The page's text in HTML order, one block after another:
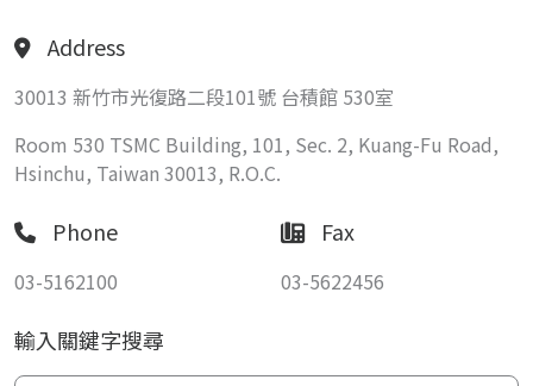
Address
30013 新竹市光復路二段101號 台積館 530室
Room 530 TSMC Building, 101, Sec. 2, Kuang-Fu Road,
Hsinchu, Taiwan 30013, R.O.C.
Phone
03-5162100
Fax
03-5622456
輸入關鍵字搜尋